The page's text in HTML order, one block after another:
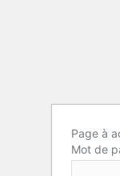
Page à
Mot de